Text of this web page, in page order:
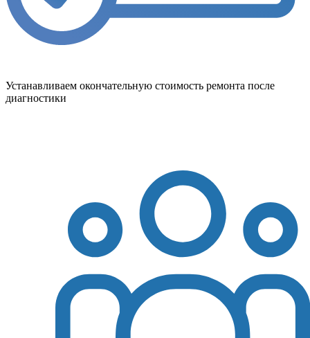
Устанавливаем окончательную стоимость ремонта после
диагностики